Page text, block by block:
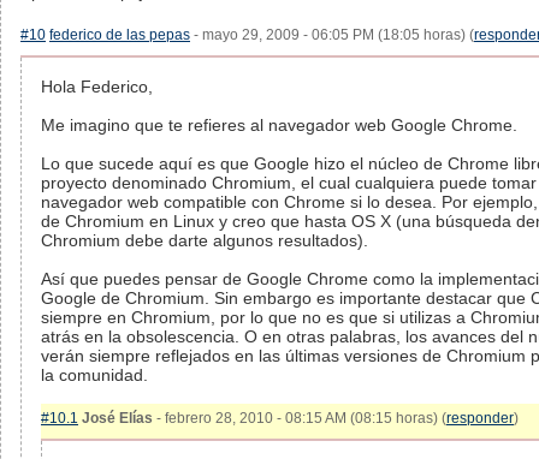
#10 federico de las pepas - mayo 29, 2009 - 06:05 PM (18:05 horas) (
Hola Federico,
Me imagino que te refieres al navegador web Google Chrome.
Lo que sucede aquí es que Google hizo el núcleo de Chrome
proyecto denominado Chromium, el cual cualquiera puede
navegador web compatible con Chrome si lo desea. Por
de Chromium en Linux y creo que hasta OS X (una búsqueda
Chromium debe darte algunos resultados).
Así que puedes pensar de Google Chrome como la
Google de Chromium. Sin embargo es importante destacar que
siempre en Chromium, por lo que no es que si utilizas a
atrás en la obsolescencia. O en otras palabras, los avances del
verán siempre reflejados en las últimas versiones de Chromium
la comunidad.
#10.1 José Elías - febrero 28, 2010 - 08:15 AM (08:15 horas) (responder)